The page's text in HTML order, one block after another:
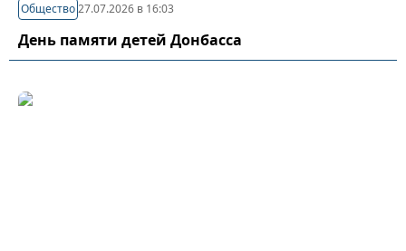
Общество27.07.2026 в 16:03
День памяти детей Донбасса